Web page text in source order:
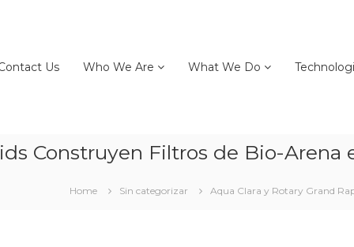
Us Who We Are What We Do
Construyen Filtros de Bio-Arena
Home Sin categorizar Aqua Clara y Rotary Grand